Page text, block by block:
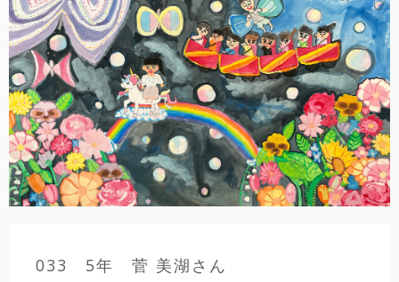
033 5年 菅 美湖さん